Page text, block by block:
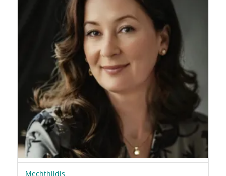
Mechthildis